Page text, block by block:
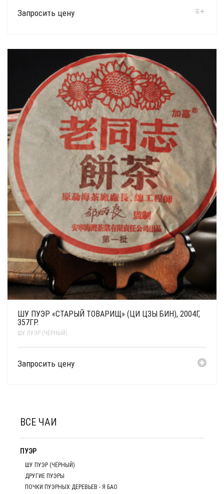
Запросить цену
ШУ ПУЭР «СТАРЫЙ ТОВАРИЩ» (ЦИ ЦЗЫ БИН), 2004Г,
357ГР.
ШУ ПУЭР (ЧЁРНЫЙ)
Запросить цену
ВСЕ ЧАИ
ПУЭР
ШУ ПУЭР (ЧЁРНЫЙ)
ДРУГИЕ ПУЭРЫ
ПОЧКИ ПУЭРНЫХ ДЕРЕВЬЕВ - Я БАО